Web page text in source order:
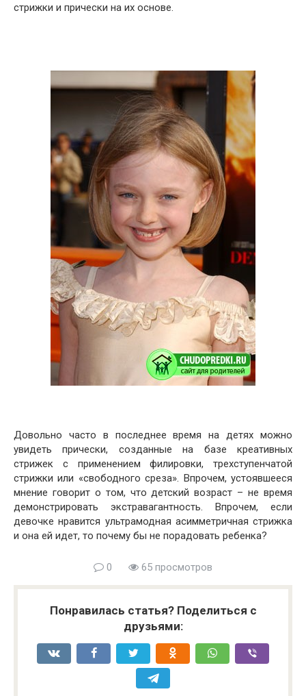
стрижки и прически на их основе.
Довольно часто в последнее время на детях можно
увидеть прически, созданные на базе креативных
стрижек с применением филировки, трехступенчатой
стрижки или «свободного среза». Впрочем, устоявшееся
мнение говорит о том, что детский возраст – не время
демонстрировать экстравагантность. Впрочем, если
девочке нравится ультрамодная асимметричная стрижка
и она ей идет, то почему бы не порадовать ребенка?
0 65 просмотров
Понравилась статья? Поделиться с
друзьями: